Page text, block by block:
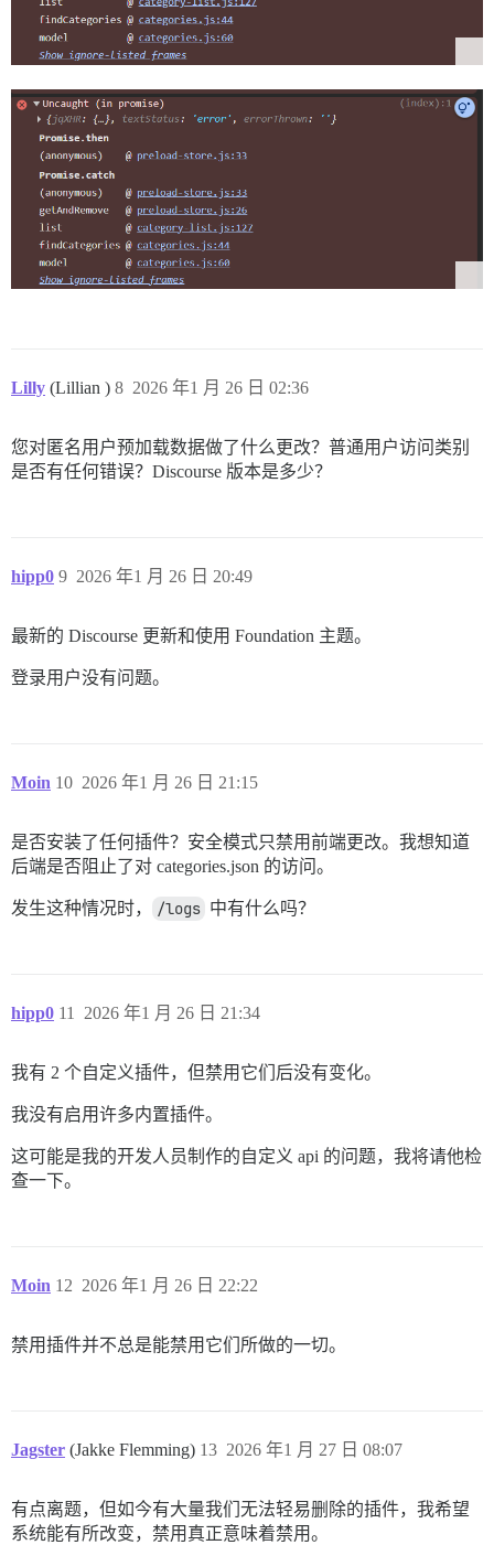
Lilly (Lillian ) 2026 年1 月 26 日 02:36
8
您对匿名用户预加载数据做了什么更改？普通用户访问类别
是否有任何错误？Discourse 版本是多少？
hipp0 2026 年1 月 26 日 20:49
9
最新的 Discourse 更新和使用 Foundation 主题。
登录用户没有问题。
Moin 2026 年1 月 26 日 21:15
10
是否安装了任何插件？安全模式只禁用前端更改。我想知道
后端是否阻止了对 categories.json 的访问。
发生这种情况时， /logs 中有什么吗？
hipp0 2026 年1 月 26 日 21:34
11
我有 2 个自定义插件，但禁用它们后没有变化。
我没有启用许多内置插件。
这可能是我的开发人员制作的自定义 api 的问题，我将请他检
查一下。
Moin 2026 年1 月 26 日 22:22
12
禁用插件并不总是能禁用它们所做的一切。
Jagster (Jakke Flemming) 2026 年1 月 27 日 08:07
13
有点离题，但如今有大量我们无法轻易删除的插件，我希望
系统能有所改变，禁用真正意味着禁用。